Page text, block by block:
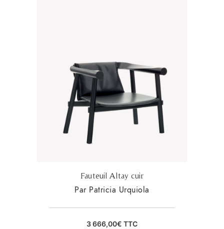
Fauteuil Altay cuir
Par Patricia Urquiola
3 666,00€ TTC